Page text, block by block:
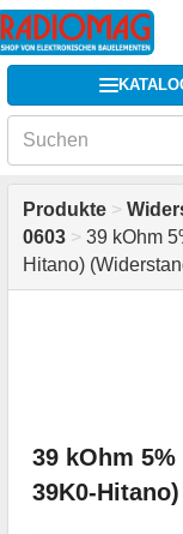
Produkte >
0603 > 39 kOhm
Hitano)
39 kOhm 5%
39K0-